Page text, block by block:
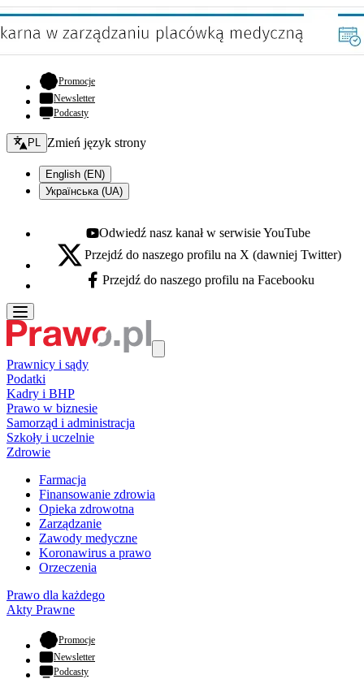
Promocje- otwiera się w nowej karcie
Newsletter
Podcasty
Zmień język - bieżący:
PL Zmień język strony
English (EN)
Українська (UA)
Youtube - otwiera się w nowej karcie
Odwiedź nasz kanał w serwisie YouTube
X - otwiera się w nowej karcie
Przejdź do naszego profilu na X (dawniej Twitter)
Facebook - otwiera się w nowej karcie
Przejdź do naszego profilu na Facebooku
Prawnicy i sądy
Podatki
Kadry i BHP
Prawo w biznesie
Samorząd i administracja
Szkoły i uczelnie
Zdrowie
Farmacja
Finansowanie zdrowia
Opieka zdrowotna
Zarządzanie
Zawody medyczne
Koronawirus a prawo
Orzeczenia
Prawo dla każdego
Akty Prawne
Promocje- otwiera się w nowej karcie
Newsletter
Podcasty